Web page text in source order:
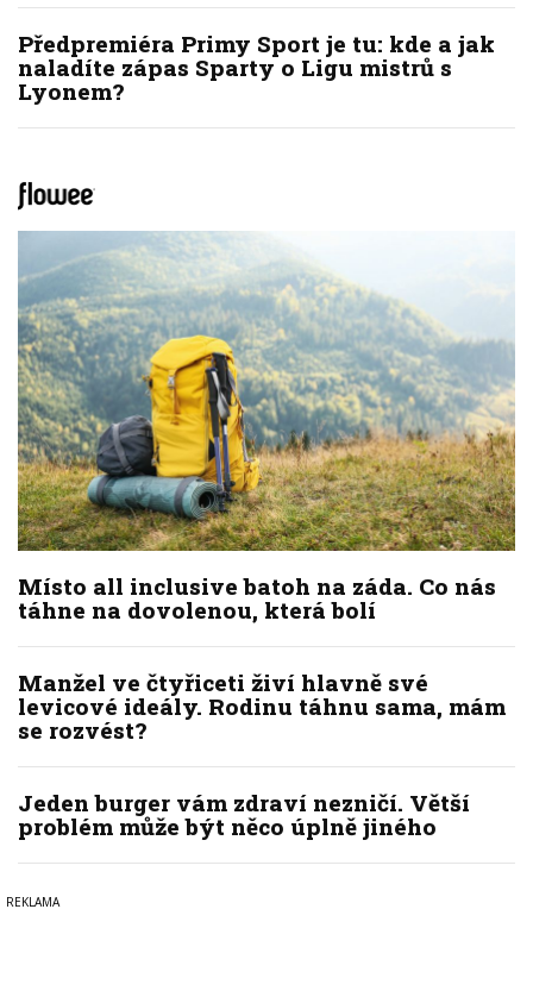
Předpremiéra Primy Sport je tu: kde a jak
naladíte zápas Sparty o Ligu mistrů s
Lyonem?
Místo all inclusive batoh na záda. Co nás
táhne na dovolenou, která bolí
Manžel ve čtyřiceti živí hlavně své
levicové ideály. Rodinu táhnu sama, mám
se rozvést?
Jeden burger vám zdraví nezničí. Větší
problém může být něco úplně jiného